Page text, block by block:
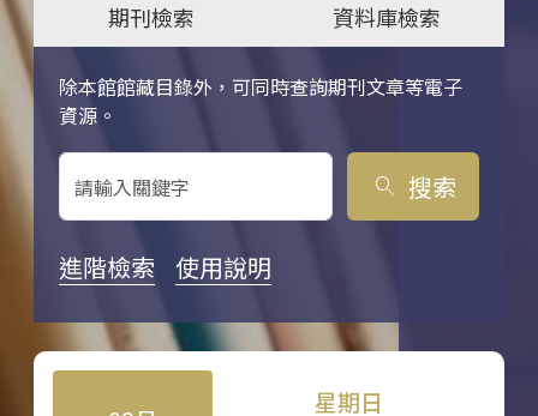
期刊檢索
資料庫檢索
除本館館藏目錄外，可同時查詢期刊文章等電子
資源。
關鍵字搜尋
search 搜索
進階檢索 使用說明
星期日